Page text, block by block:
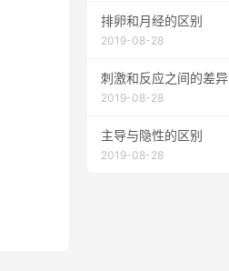
排卵和月经的区别
2019-08-28
刺激和反应之间的差异
2019-08-28
主导与隐性的区别
2019-08-28